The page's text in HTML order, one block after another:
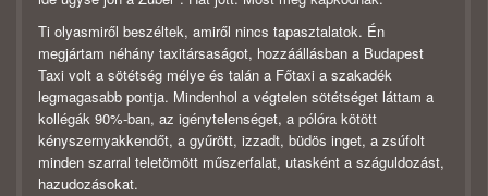
Ti olyasmiről beszéltek, amiről nincs tapasztalatok. Én
megjártam néhány taxitársaságot, hozzáállásban a Budapest
Taxi volt a sötétség mélye és talán a Főtaxi a szakadék
legmagasabb pontja. Mindenhol a végtelen sötétséget láttam a
kollégák 90%-ban, az igénytelenséget, a pólóra kötött
kényszernyakkendőt, a gyűrött, izzadt, büdös inget, a zsúfolt
minden szarral teletömött műszerfalat, utasként a száguldozást,
hazudozásokat.